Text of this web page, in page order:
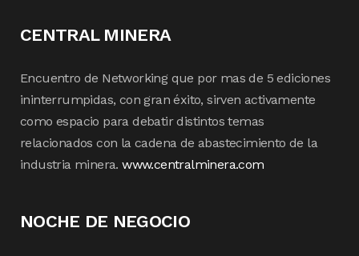
CENTRAL MINERA
Encuentro de Networking que por mas de 5 ediciones
ininterrumpidas, con gran éxito, sirven activamente
como espacio para debatir distintos temas
relacionados con la cadena de abastecimiento de la
industria minera.www.centralminera.com
NOCHE DE NEGOCIO